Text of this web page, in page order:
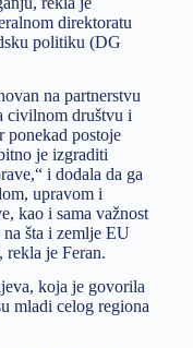
direktoratu
politiku (DG
na partnerstvu
civilnom društvu i
ponekad postoje
je izgraditi
i dodala da ga
upravom i
kao i sama važnost
šta i zemlje EU
rekla je Feran.
koja je govorila
mladi celog regiona